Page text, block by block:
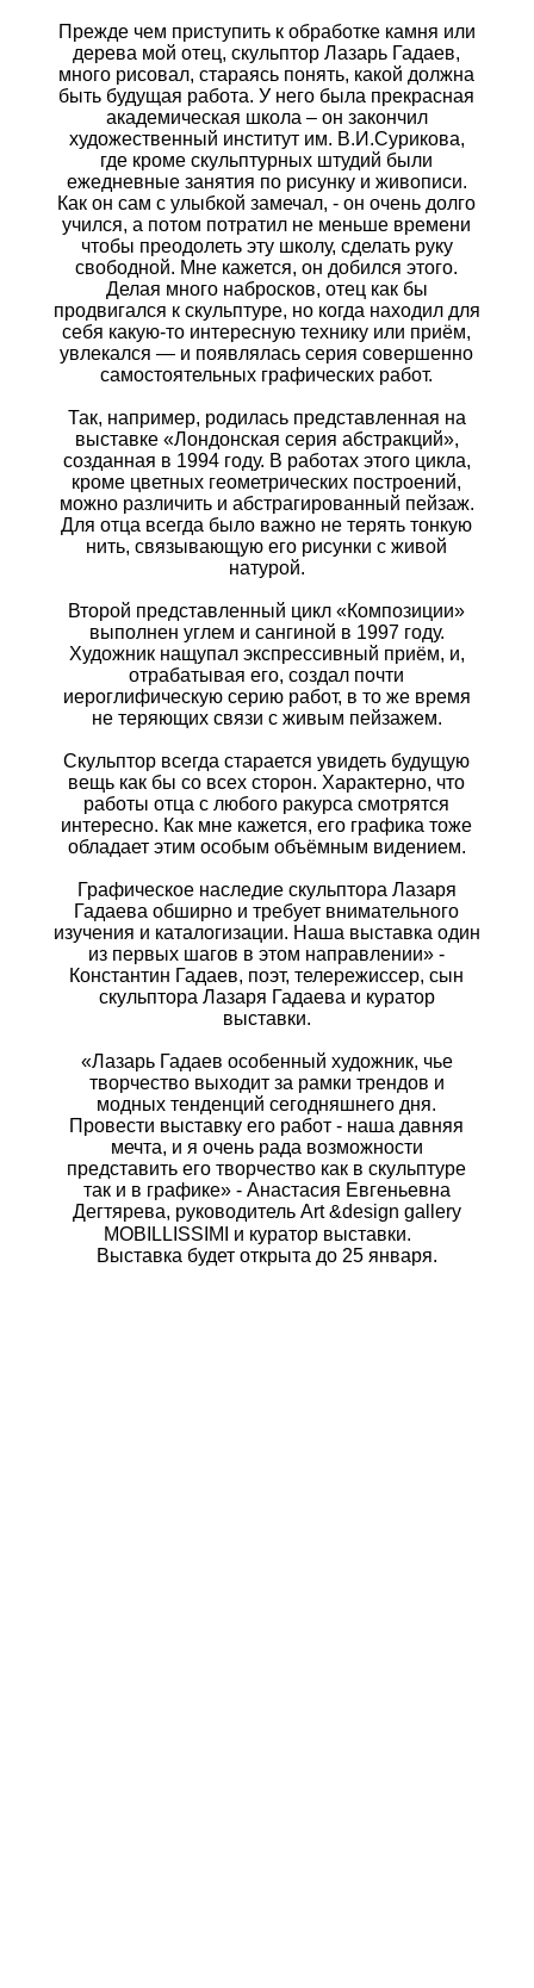
Прежде чем приступить к обработке камня или
дерева мой отец, скульптор Лазарь Гадаев,
много рисовал, стараясь понять, какой должна
быть будущая работа. У него была прекрасная
академическая школа – он закончил
художественный институт им. В.И.Сурикова,
где кроме скульптурных штудий были
ежедневные занятия по рисунку и живописи.
Как он сам с улыбкой замечал, - он очень долго
учился, а потом потратил не меньше времени
чтобы преодолеть эту школу, сделать руку
свободной. Мне кажется, он добился этого.
Делая много набросков, отец как бы
продвигался к скульптуре, но когда находил для
себя какую-то интересную технику или приём,
увлекался — и появлялась серия совершенно
самостоятельных графических работ.
Так, например, родилась представленная на
выставке «Лондонская серия абстракций»,
созданная в 1994 году. В работах этого цикла,
кроме цветных геометрических построений,
можно различить и абстрагированный пейзаж.
Для отца всегда было важно не терять тонкую
нить, связывающую его рисунки с живой
натурой.
Второй представленный цикл «Композиции»
выполнен углем и сангиной в 1997 году.
Художник нащупал экспрессивный приём, и,
отрабатывая его, создал почти
иероглифическую серию работ, в то же время
не теряющих связи с живым пейзажем.
Скульптор всегда старается увидеть будущую
вещь как бы со всех сторон. Характерно, что
работы отца с любого ракурса смотрятся
интересно. Как мне кажется, его графика тоже
обладает этим особым объёмным видением.
Графическое наследие скульптора Лазаря
Гадаева обширно и требует внимательного
изучения и каталогизации. Наша выставка один
из первых шагов в этом направлении» -
Константин Гадаев, поэт, телережиссер, сын
скульптора Лазаря Гадаева и куратор
выставки.
«Лазарь Гадаев особенный художник, чье
творчество выходит за рамки трендов и
модных тенденций сегодняшнего дня.
Провести выставку его работ - наша давняя
мечта, и я очень рада возможности
представить его творчество как в скульптуре
так и в графике» - Анастасия Евгеньевна
Дегтярева, руководитель Art &design gallery
MOBILLISSIMI и куратор выставки. ⠀
Выставка будет открыта до 25 января.